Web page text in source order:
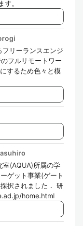
。
リーランスエンジ
フルリモートワー
するため色々と模
室(AQUA)所属の学
ゲット事業(ゲート
択されました． 研
home.html